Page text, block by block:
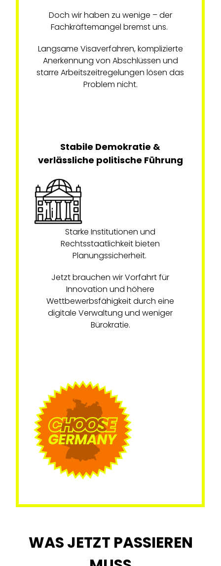
Doch wir haben zu wenige – der
Fachkräftemangel bremst uns.
Langsame Visaverfahren, komplizierte
Anerkennung von Abschlüssen und
starre Arbeitszeitregelungen lösen das
Problem nicht.
Stabile Demokratie &
verlässliche politische Führung
Starke Institutionen und
Rechtsstaatlichkeit bieten
Planungssicherheit.
Jetzt brauchen wir Vorfahrt für
Innovation und höhere
Wettbewerbsfähigkeit durch eine
digitale Verwaltung und weniger
Bürokratie.
WAS JETZT PASSIEREN